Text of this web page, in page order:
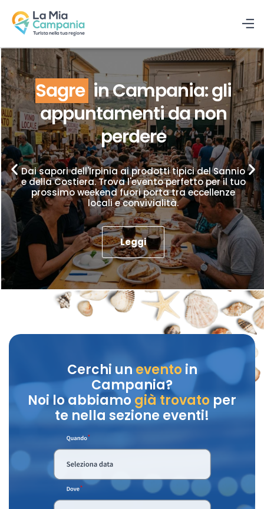
Sagre in Campania: gli
appuntamenti da non
perdere
Dai sapori dell'Irpinia ai prodotti tipici del Sannio
e della Costiera. Trova l'evento perfetto per il tuo
prossimo weekend fuori porta tra eccellenze
locali e convivialità.
Leggi
Cerchi unevento in
Campania?
Noi lo abbiamo già trovatoper
te nella sezione eventi!